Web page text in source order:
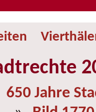
650 Jahre